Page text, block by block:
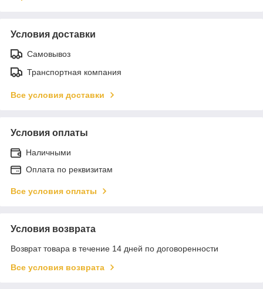
Условия доставки
Самовывоз
Транспортная компания
Все условия доставки
Условия оплаты
Наличными
Оплата по реквизитам
Все условия оплаты
Условия возврата
Возврат товара в течение 14 дней по договоренности
Все условия возврата